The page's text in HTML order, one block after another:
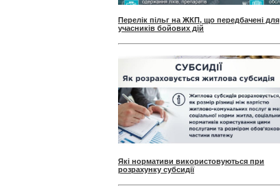
Перелік пільг на ЖКП, що передбачені для
учасників бойових дій
Які нормативи використовуються при
розрахунку субсидії